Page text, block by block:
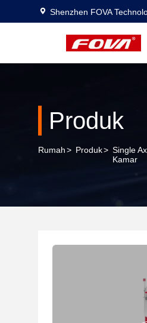
Shenzhen FOVA
Produk
Rumah> Produk> Single
Kamar